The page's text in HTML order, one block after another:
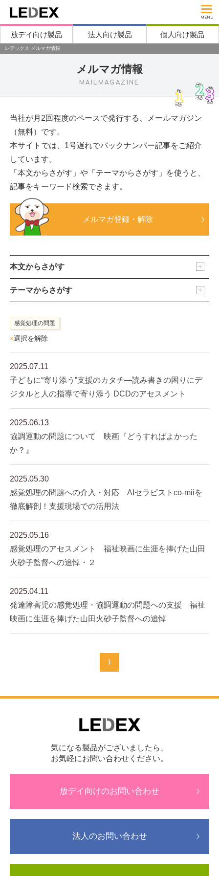
MENU
放デイ向け製品 法人向け製品 個人向け製品
レデックス メルマガ情報
メルマガ情報
MAILMAGAZINE
当社が月2回程度のペースで発行する、メールマガジン
（無料）です。
本サイトでは、1号遅れでバックナンバー記事をご紹介
しています。
「本文からさがす」や「テーマからさがす」を使うと、
記事をキーワード検索できます。
メルマガ登録・解除
本文からさがす
テーマからさがす
感覚処理の問題
×選択を解除
2025.07.11
子どもに“寄り添う”支援のカタチ―読み書きの困りにデ
ジタルと人の指導で寄り添う DCDのアセスメント
2025.06.13
協調運動の問題について 映画『どうすればよかった
か？』
2025.05.30
感覚処理の問題への介入・対応 AIセラピストco-miiを
徹底解剖！支援現場での活用法
2025.05.16
感覚処理のアセスメント 福祉映画に生涯を捧げた山田
火砂子監督への追悼・２
2025.04.11
発達障害児の感覚処理・協調運動の問題への支援 福祉
映画に生涯を捧げた山田火砂子監督への追悼
1
気になる製品がございましたら、
お気軽にお問い合わせください。
放デイ向けのお問い合わせ
法人のお問い合わせ